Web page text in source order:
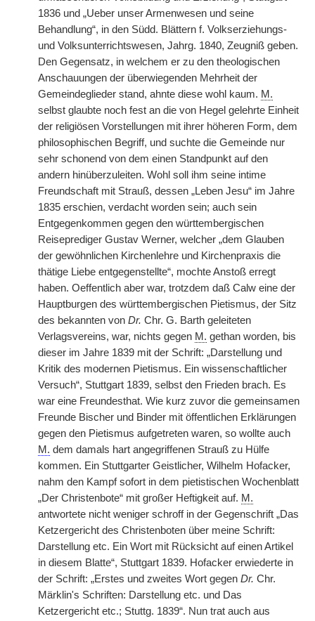
1836 und „Ueber unser Armenwesen und seine
Behandlung“, in den Südd. Blättern f. Volkserziehungs-
und Volksunterrichtswesen, Jahrg. 1840, Zeugniß geben.
Den Gegensatz, in welchem er zu den theologischen
Anschauungen der überwiegenden Mehrheit der
Gemeindeglieder stand, ahnte diese wohl kaum. M.
selbst glaubte noch fest an die von Hegel gelehrte Einheit
der religiösen Vorstellungen mit ihrer höheren Form, dem
philosophischen Begriff, und suchte die Gemeinde nur
sehr schonend von dem einen Standpunkt auf den
andern hinüberzuleiten. Wohl soll ihm seine intime
Freundschaft mit Strauß, dessen „Leben Jesu“ im Jahre
1835 erschien, verdacht worden sein; auch sein
Entgegenkommen gegen den württembergischen
Reiseprediger Gustav Werner, welcher „dem Glauben
der gewöhnlichen Kirchenlehre und Kirchenpraxis die
thätige Liebe entgegenstellte“, mochte Anstoß erregt
haben. Oeffentlich aber war, trotzdem daß Calw eine der
Hauptburgen des württembergischen Pietismus, der Sitz
des bekannten von Dr. Chr. G. Barth geleiteten
Verlagsvereins, war, nichts gegen M. gethan worden, bis
dieser im Jahre 1839 mit der Schrift: „Darstellung und
Kritik des modernen Pietismus. Ein wissenschaftlicher
Versuch“, Stuttgart 1839, selbst den Frieden brach. Es
war eine Freundesthat. Wie kurz zuvor die gemeinsamen
Freunde Bischer und Binder mit öffentlichen Erklärungen
gegen den Pietismus aufgetreten waren, so wollte auch
M. dem damals hart angegriffenen Strauß zu Hülfe
kommen. Ein Stuttgarter Geistlicher, Wilhelm Hofacker,
nahm den Kampf sofort in dem pietistischen Wochenblatt
„Der Christenbote“ mit großer Heftigkeit auf. M.
antwortete nicht weniger schroff in der Gegenschrift „Das
Ketzergericht des Christenboten über meine Schrift:
Darstellung etc. Ein Wort mit Rücksicht auf einen Artikel
in diesem Blatte“, Stuttgart 1839. Hofacker erwiederte in
der Schrift: „Erstes und zweites Wort gegen Dr. Chr.
Märklin's Schriften: Darstellung etc. und Das
Ketzergericht etc.; Stuttg. 1839“. Nun trat auch aus